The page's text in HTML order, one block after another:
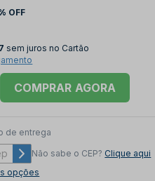
OFF
sem juros no Cartão
COMPRAR
de entrega
Não sabe o CEP? Clique aqui
opções